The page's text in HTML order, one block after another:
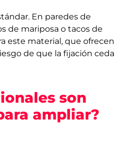
En paredes de
de mariposa o tacos de
este material, que ofrecen
de que la fijación ceda
son
ampliar?